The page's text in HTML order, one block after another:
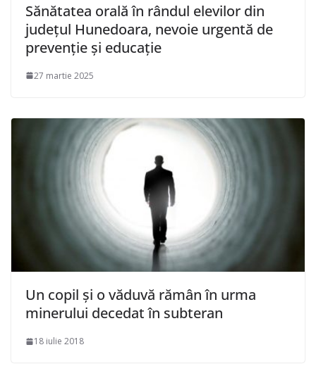
Sănătatea orală în rândul elevilor din
județul Hunedoara, nevoie urgentă de
prevenție și educație
27 martie 2025
Un copil și o văduvă rămân în urma
minerului decedat în subteran
18 iulie 2018